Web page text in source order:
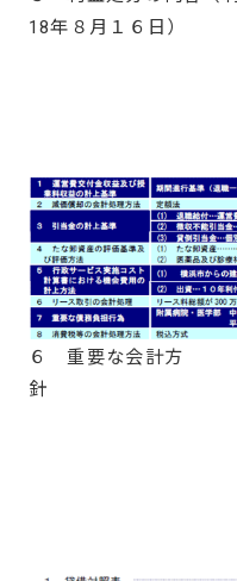
18年８月１６日）
６ 重要な会計方
【財務諸